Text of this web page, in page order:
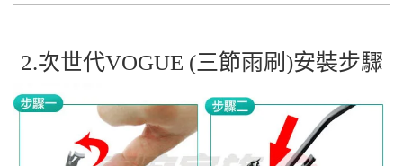
2.次世代VOGUE (三節雨刷)安裝步驟